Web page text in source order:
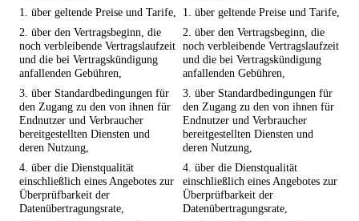
1. über geltende Preise und Tarife,
1. über geltende Preise und Tarife,
2. über den Vertragsbeginn, die
noch verbleibende Vertragslaufzeit
und die bei Vertragskündigung
anfallenden Gebühren,
2. über den Vertragsbeginn, die
noch verbleibende Vertragslaufzeit
und die bei Vertragskündigung
anfallenden Gebühren,
3. über Standardbedingungen für
den Zugang zu den von ihnen für
Endnutzer und Verbraucher
bereitgestellten Diensten und
deren Nutzung,
3. über Standardbedingungen für
den Zugang zu den von ihnen für
Endnutzer und Verbraucher
bereitgestellten Diensten und
deren Nutzung,
4. über die Dienstqualität
einschließlich eines Angebotes zur
Überprüfbarkeit der
Datenübertragungsrate,
4. über die Dienstqualität
einschließlich eines Angebotes zur
Überprüfbarkeit der
Datenübertragungsrate,